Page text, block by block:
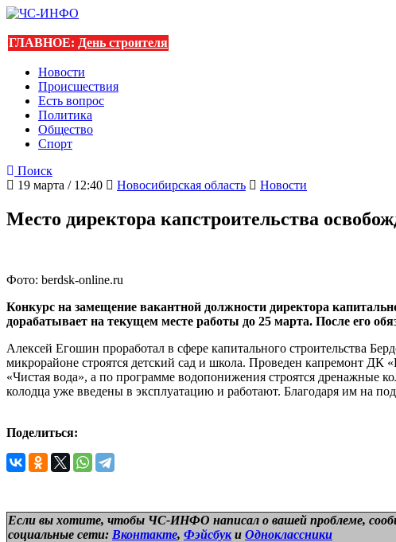
ГЛАВНОЕ: День строителя
Новости
Происшествия
Есть вопрос
Политика
Общество
Спорт
Поиск
19 марта / 12:40
Новосибирская область Новости
Место директора капстроительства
Фото: berdsk-online.ru
Конкурс на замещение вакантной должности директора
дорабатывает на текущем месте работы до 25 марта. После его
Алексей Егошин проработал в сфере капитального строительства
микрорайоне строятся детский сад и школа. Проведен капремонт ДК
«Чистая вода», а по программе водопонижения строятся дренажные
колодца уже введены в эксплуатацию и работают. Благодаря им на
Поделиться:
Если вы хотите, чтобы ЧС-ИНФО написал о вашей проблеме,
социальные сети: Вконтакте, Фэйсбуки Одноклассники